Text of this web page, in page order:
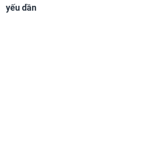
yếu dần